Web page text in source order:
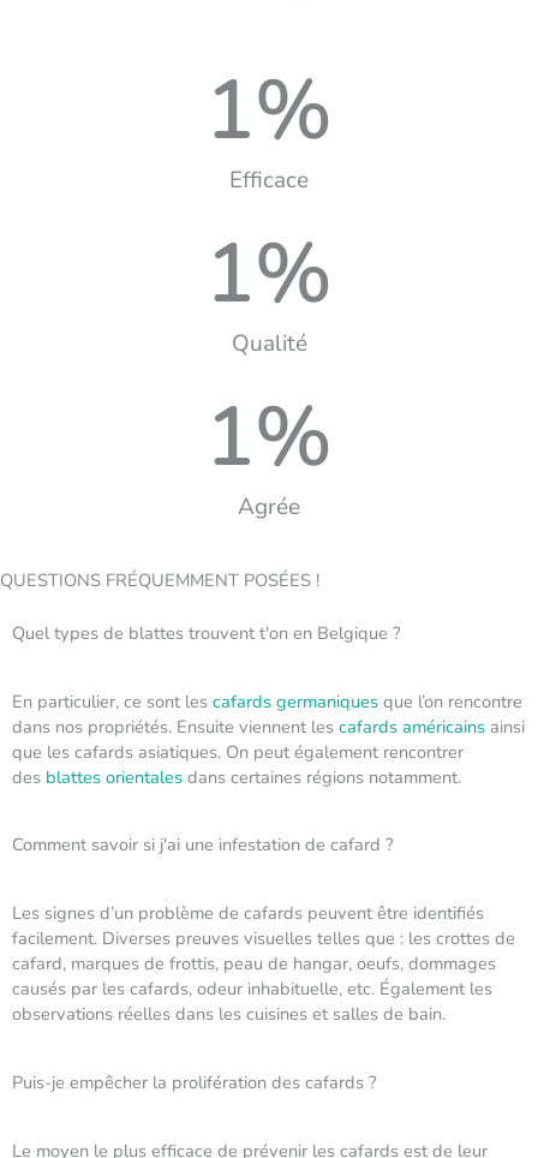
Efficace
1%
Qualité
1%
Agrée
1%
QUESTIONS FRÉQUEMMENT POSÉES !​
Quel types de blattes trouvent t'on en Belgique ?
En particulier, ce sont les cafards germaniques que l’on rencontre
dans nos propriétés. Ensuite viennent les cafards américains ainsi
que les cafards asiatiques. On peut également rencontrer
des blattes orientales dans certaines régions notamment.
Comment savoir si j'ai une infestation de cafard ?
Les signes d’un problème de cafards peuvent être identifiés
facilement. Diverses preuves visuelles telles que : les crottes de
cafard, marques de frottis, peau de hangar, oeufs, dommages
causés par les cafards, odeur inhabituelle, etc. Également les
observations réelles dans les cuisines et salles de bain.
Puis-je empêcher la prolifération des cafards ?
Le moyen le plus efficace de prévenir les cafards est de leur